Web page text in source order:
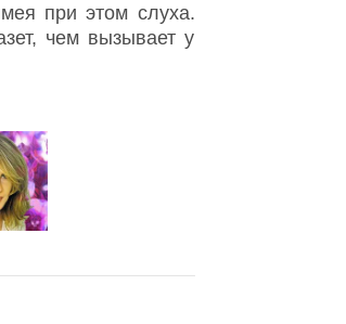
при этом слуха.
чем вызывает у